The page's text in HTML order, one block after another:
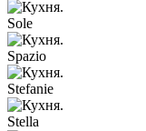
Sole
Spazio
Stefanie
Stella